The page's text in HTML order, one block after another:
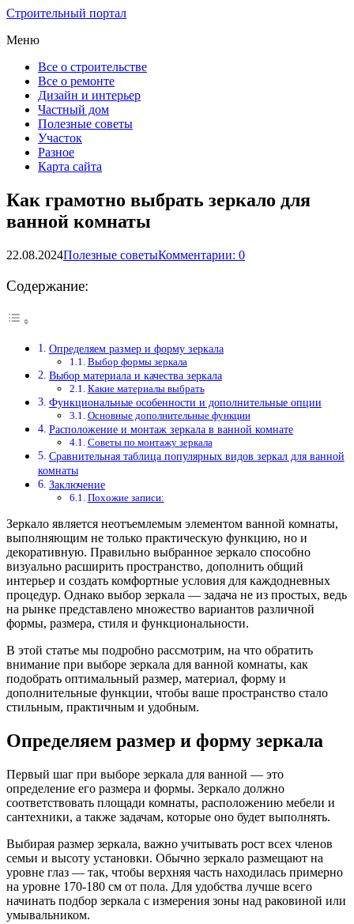
Строительный портал
Меню
Все о строительстве
Все о ремонте
Дизайн и интерьер
Частный дом
Полезные советы
Участок
Разное
Карта сайта
Как грамотно выбрать зеркало для
ванной комнаты
22.08.2024Полезные советыКомментарии: 0
Содержание:
Определяем размер и форму зеркала
Выбор формы зеркала
Выбор материала и качества зеркала
Какие материалы выбрать
Функциональные особенности и дополнительные опции
Основные дополнительные функции
Расположение и монтаж зеркала в ванной комнате
Советы по монтажу зеркала
Сравнительная таблица популярных видов зеркал для ванной
комнаты
Заключение
Похожие записи:
Зеркало является неотъемлемым элементом ванной комнаты,
выполняющим не только практическую функцию, но и
декоративную. Правильно выбранное зеркало способно
визуально расширить пространство, дополнить общий
интерьер и создать комфортные условия для каждодневных
процедур. Однако выбор зеркала — задача не из простых, ведь
на рынке представлено множество вариантов различной
формы, размера, стиля и функциональности.
В этой статье мы подробно рассмотрим, на что обратить
внимание при выборе зеркала для ванной комнаты, как
подобрать оптимальный размер, материал, форму и
дополнительные функции, чтобы ваше пространство стало
стильным, практичным и удобным.
Определяем размер и форму зеркала
Первый шаг при выборе зеркала для ванной — это
определение его размера и формы. Зеркало должно
соответствовать площади комнаты, расположению мебели и
сантехники, а также задачам, которые оно будет выполнять.
Выбирая размер зеркала, важно учитывать рост всех членов
семьи и высоту установки. Обычно зеркало размещают на
уровне глаз — так, чтобы верхняя часть находилась примерно
на уровне 170-180 см от пола. Для удобства лучше всего
начинать подбор зеркала с измерения зоны над раковиной или
умывальником.